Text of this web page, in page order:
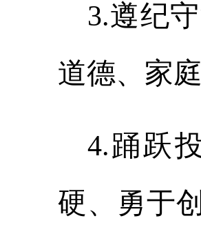
3.遵纪
道德、家
4.踊跃
硬、勇于